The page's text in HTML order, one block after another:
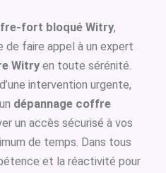
fort bloqué Witry,
de faire appel à un expert
Witry en toute sérénité.
intervention urgente,
dépannage coffre
un accès sécurisé à vos
de temps. Dans tous
et la réactivité pour